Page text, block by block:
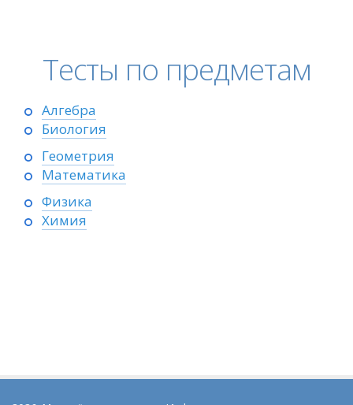
Тесты по предметам
Алгебра
Биология
Геометрия
Математика
Физика
Химия